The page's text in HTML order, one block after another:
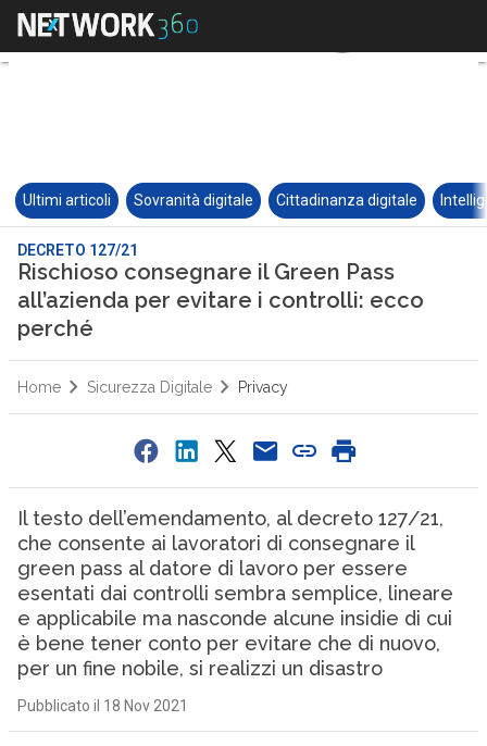
Ultimi articoli Sovranità digitale Cittadinanza digitale
DECRETO 127/21
Rischioso consegnare il Green Pass
all’azienda per evitare i controlli: ecco
perché
Home Sicurezza Digitale Privacy
Il testo dell’emendamento, al decreto 127/21,
che consente ai lavoratori di consegnare il
green pass al datore di lavoro per essere
esentati dai controlli sembra semplice, lineare
e applicabile ma nasconde alcune insidie di cui
è bene tener conto per evitare che di nuovo,
per un fine nobile, si realizzi un disastro
Pubblicato il 18 Nov 2021